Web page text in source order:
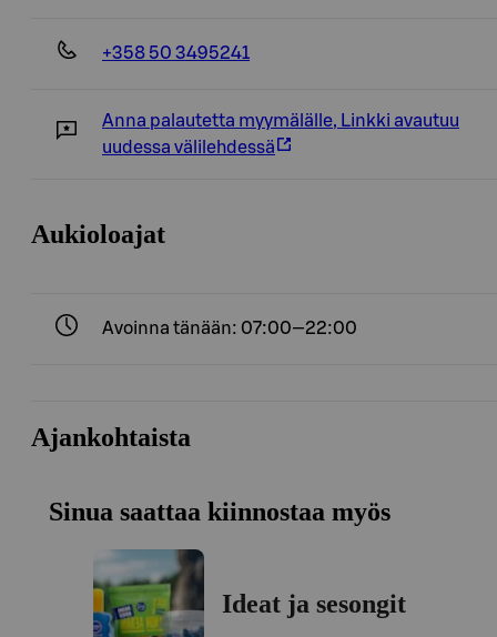
+358 50 3495241
Anna palautetta myymälälle, Linkki avautuu
uudessa välilehdessä
Aukioloajat
Avoinna tänään: 07:00—22:00
Ajankohtaista
Sinua saattaa kiinnostaa myös
Ideat ja sesongit